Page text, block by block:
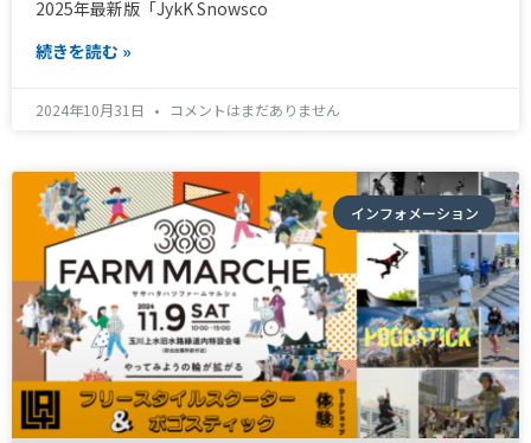
2025年最新版「JykK Snowsco
続きを読む »
2024年10月31日 コメントはまだありません
インフォメーション